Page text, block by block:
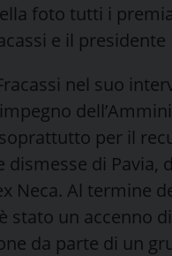
foto tutti i
e il presidente
nel suo
per il
dismesse di Pavia,
Neca. Al termine
stato un accenno di
da parte di un